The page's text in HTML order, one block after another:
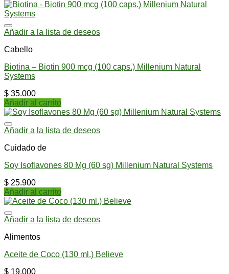
Añadir a la lista de deseos
Cabello
Biotina – Biotin 900 mcg (100 caps.) Millenium Natural
Systems
$ 35.000
Añadir al carrito
Añadir a la lista de deseos
Cuidado de
Soy Isoflavones 80 Mg (60 sg) Millenium Natural Systems
$ 25.900
Añadir al carrito
Añadir a la lista de deseos
Alimentos
Aceite de Coco (130 ml.) Believe
$ 19.000